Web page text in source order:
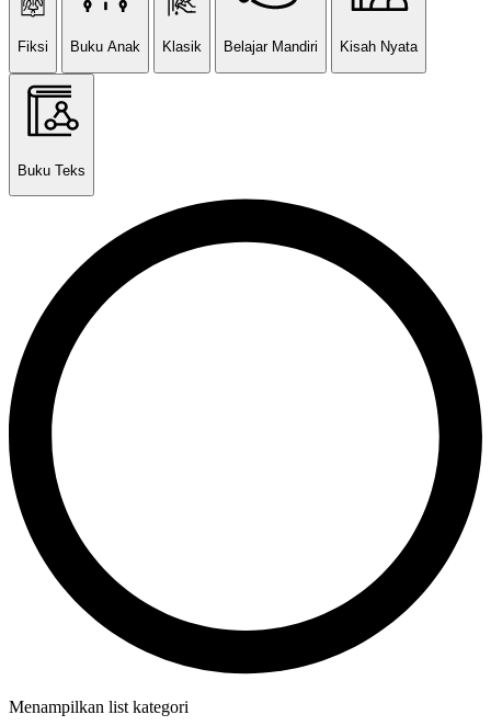
Fiksi Buku Anak Klasik Belajar Mandiri Kisah Nyata
Buku Teks
Menampilkan list kategori